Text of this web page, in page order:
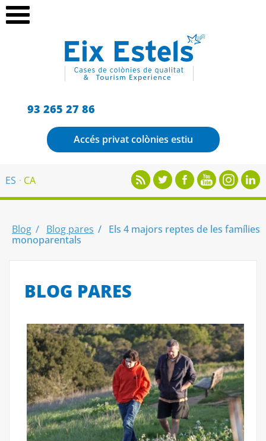
93 265 27 86
Accés privat colònies estiu
ES CA
Blog Blog pares
Els 4 majors reptes de les famílies
monoparentals
BLOG PARES